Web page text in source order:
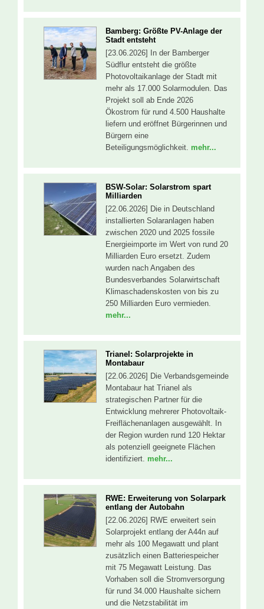
Bamberg: Größte PV-Anlage der
Stadt entsteht
[23.06.2026] In der Bamberger
Südflur entsteht die größte
Photovoltaikanlage der Stadt mit
mehr als 17.000 Solarmodulen. Das
Projekt soll ab Ende 2026
Ökostrom für rund 4.500 Haushalte
liefern und eröffnet Bürgerinnen und
Bürgern eine
Beteiligungsmöglichkeit. mehr...
BSW-Solar: Solarstrom spart
Milliarden
[22.06.2026] Die in Deutschland
installierten Solaranlagen haben
zwischen 2020 und 2025 fossile
Energieimporte im Wert von rund 20
Milliarden Euro ersetzt. Zudem
wurden nach Angaben des
Bundesverbandes Solarwirtschaft
Klimaschadenskosten von bis zu
250 Milliarden Euro vermieden.
mehr...
Trianel: Solarprojekte in
Montabaur
[22.06.2026] Die Verbandsgemeinde
Montabaur hat Trianel als
strategischen Partner für die
Entwicklung mehrerer Photovoltaik-
Freiflächenanlagen ausgewählt. In
der Region wurden rund 120 Hektar
als potenziell geeignete Flächen
identifiziert. mehr...
RWE: Erweiterung von Solarpark
entlang der Autobahn
[22.06.2026] RWE erweitert sein
Solarprojekt entlang der A44n auf
mehr als 100 Megawatt und plant
zusätzlich einen Batteriespeicher
mit 75 Megawatt Leistung. Das
Vorhaben soll die Stromversorgung
für rund 34.000 Haushalte sichern
und die Netzstabilität im